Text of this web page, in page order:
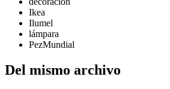
Ikea
Ilumel
lámpara
PezMundial
Del mismo archivo